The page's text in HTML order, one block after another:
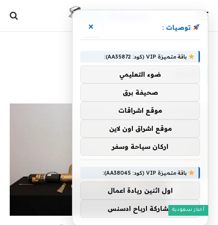
أخبار سعودية
توصيات : ×
باقة متميزة VIP (كود: AA35872):
ضوء التعليمي
صحيفة برق
موقع اشراقات
موقع اشراق اون لاين
اركان سياحة وسفر
باقة متميزة VIP (كود: AA38045):
اول اثنين ريادة اعمال
مشاركة ارباح ادسنس